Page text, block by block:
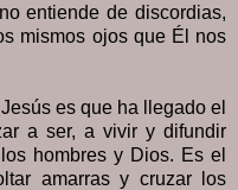
entiende de discordias,
mismos ojos que Él nos
es que ha llegado el
a ser, a vivir y difundir
hombres y Dios. Es el
amarras y cruzar los